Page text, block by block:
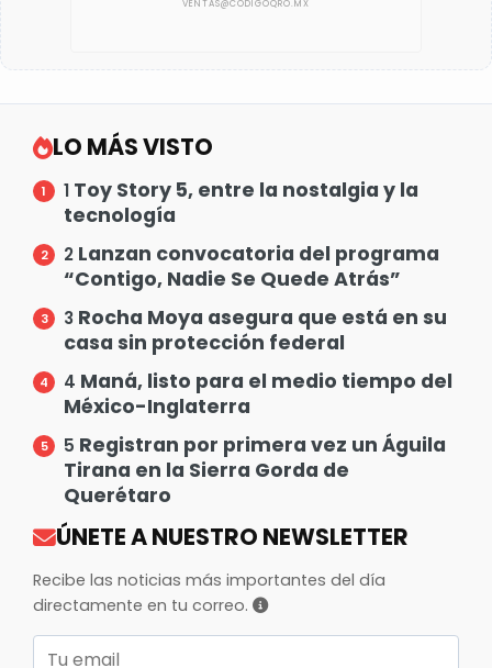
LO MÁS VISTO
1 Toy Story 5, entre la nostalgia y la
tecnología
2 Lanzan convocatoria del programa
“Contigo, Nadie Se Quede Atrás”
3 Rocha Moya asegura que está en su
casa sin protección federal
4 Maná, listo para el medio tiempo del
México-Inglaterra
5 Registran por primera vez un Águila
Tirana en la Sierra Gorda de
Querétaro
ÚNETE A NUESTRO NEWSLETTER
Recibe las noticias más importantes del día
directamente en tu correo.
Correo electrónico